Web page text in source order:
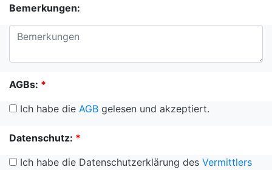
Bemerkungen:
AGBs: *
Ich habe die AGB gelesen und akzeptiert.
Datenschutz: *
Ich habe die Datenschutzerklärung des Vermittlers